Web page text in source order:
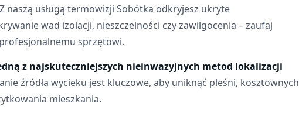
naszą usługą termowizji Sobótka odkryjesz ukryte
wad izolacji, nieszczelności czy zawilgocenia – zaufaj
sprzętowi.
z najskuteczniejszych nieinwazyjnych metod lokalizacji
źródła wycieku jest kluczowe, aby uniknąć pleśni, kosztownych
mieszkania.